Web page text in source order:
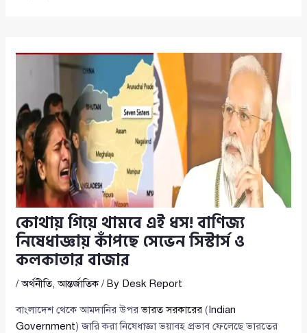
কোথায় গিয়ে থামবে এই ধস! বাণিজ্য
নিষেধাজ্ঞায় কাঁপছে সেভেন সিস্টার্স ও
কলকাতার বাজার
/অর্থনীতি,আন্তর্জাতিক/ By Desk Report
বাংলাদেশ থেকে আমদানির উপরভারত সরকারের (Indian
Government) জারি করা নিষেধাজ্ঞা ভয়াবহ প্রভাব ফেলেছে ভারতের